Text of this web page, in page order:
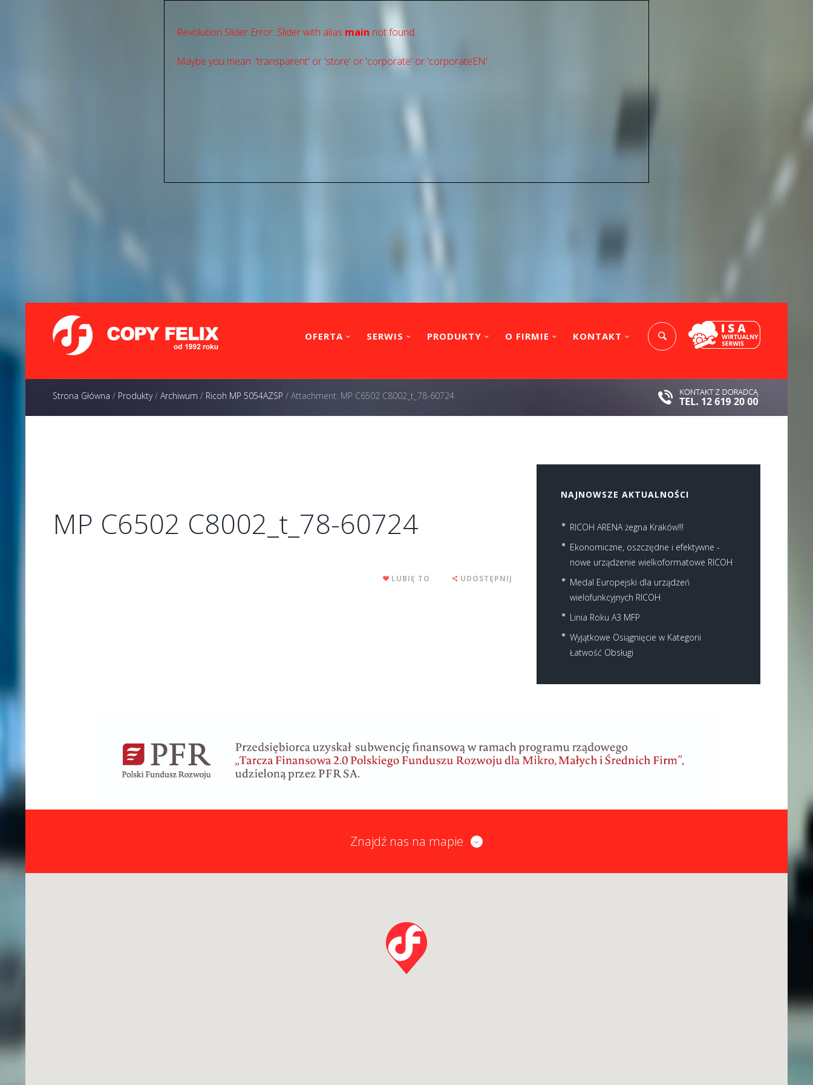
Revolution Slider Error: Slider with alias main not found.
Maybe you mean: 'transparent' or 'store' or 'сorporate' or 'corporateEN'
OFERTA SERWIS PRODUKTY O FIRMIE KONTAKT
Strona Główna / Produkty/ Archiwum / Ricoh MP 5054AZSP / Attachment: MP C6502 C8002_t_78-60724
MP C6502 C8002_t_78-60724
LUBIĘ TO UDOSTĘPNIJ
NAJNOWSZE AKTUALNOŚCI
RICOH ARENA żegna Kraków!!!
Ekonomiczne, oszczędne i efektywne -
nowe urządzenie wielkoformatowe RICOH
Medal Europejski dla urządzeń
wielofunkcyjnych RICOH
Linia Roku A3 MFP
Wyjątkowe Osiągnięcie w Kategorii
Łatwość Obsługi
Znajdź nas na mapie